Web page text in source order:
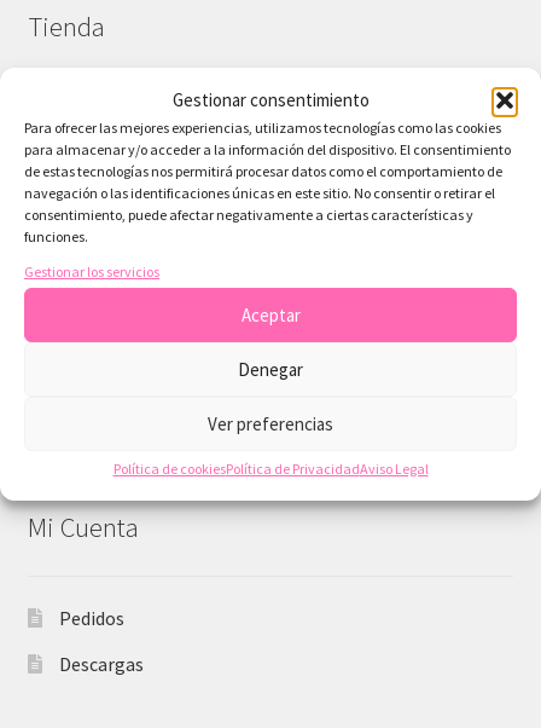
Gestionar consentimiento
Para ofrecer las mejores experiencias, utilizamos tecnologías como las cookies
para almacenar y/o acceder a la información del dispositivo. El consentimiento
de estas tecnologías nos permitirá procesar datos como el comportamiento de
navegación o las identificaciones únicas en este sitio. No consentir o retirar el
consentimiento, puede afectar negativamente a ciertas características y
funciones.
Gestionar los servicios
Aceptar
Denegar
Ver preferencias
Política de cookiesPolítica de PrivacidadAviso Legal
Tienda
¿Necesitas contactar?
Tienda
Colecciones Scrap
Blog sobre scrapbooking y recursos digitales
Ofertas y descuentos
Mi Cuenta
Pedidos
Descargas